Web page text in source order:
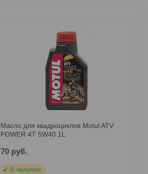
Масло для квадроциклов Motul ATV
POWER 4T 5W40 1L
70 руб.
В наличии